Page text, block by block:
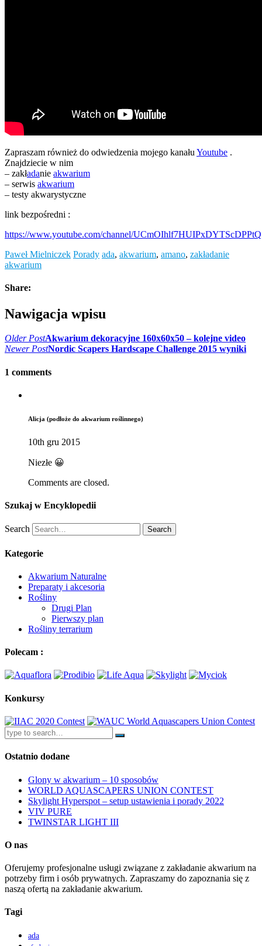
Zapraszam również do odwiedzenia mojego kanału Youtube .
Znajdziecie w nim
– zakładanie akwarium
– serwis akwarium
– testy akwarystyczne
link bezpośredni :
https://www.youtube.com/channel/UCmOIhlf7HUIPxDYTScDPPtQ
Paweł Mielniczek Porady ada, akwarium, amano, zakładanie
akwarium
Share:
Nawigacja wpisu
Older PostAkwarium dekoracyjne 160x60x50 – kolejne video
Newer PostNordic Scapers Hardscape Challenge 2015 wyniki
1 comments
Alicja (podłoże do akwarium roślinnego)
10th gru 2015
Niezłe 😀
Comments are closed.
Szukaj w Encyklopedii
Search Search
Kategorie
Akwarium Naturalne
Preparaty i akcesoria
Rośliny
Drugi Plan
Pierwszy plan
Rośliny terrarium
Polecam :
Konkursy
Ostatnio dodane
Glony w akwarium – 10 sposobów
WORLD AQUASCAPERS UNION CONTEST
Skylight Hyperspot – setup ustawienia i porady 2022
VIV PURE
TWINSTAR LIGHT III
O nas
Oferujemy profesjonalne usługi związane z zakładanie akwarium na
potrzeby firm i osób prywatnych. Zapraszamy do zapoznania się z
naszą ofertą na zakładanie akwarium.
Tagi
ada